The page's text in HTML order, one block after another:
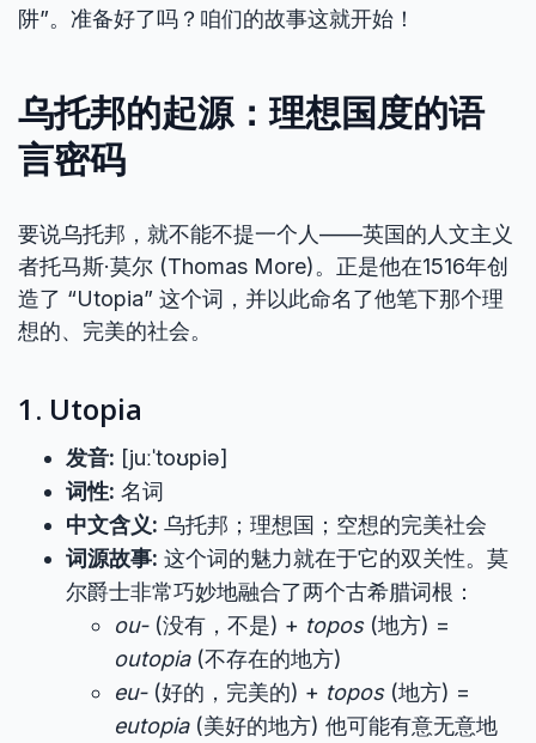
阱”。准备好了吗？咱们的故事这就开始！
乌托邦的起源：理想国度的语
言密码
要说乌托邦，就不能不提一个人——英国的人文主义
者托马斯·莫尔 (Thomas More)。正是他在1516年创
造了 “Utopia” 这个词，并以此命名了他笔下那个理
想的、完美的社会。
1. Utopia
发音: [juːˈtoʊpiə]
词性: 名词
中文含义: 乌托邦；理想国；空想的完美社会
词源故事: 这个词的魅力就在于它的双关性。莫
尔爵士非常巧妙地融合了两个古希腊词根：
ou-(没有，不是) + topos(地方) =
outopia(不存在的地方)
eu-(好的，完美的) + topos(地方) =
eutopia(美好的地方) 他可能有意无意地